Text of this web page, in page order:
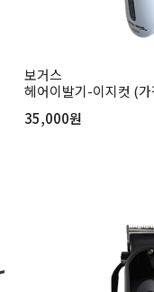
보거스
헤어이발기-이지컷 (
35,000원